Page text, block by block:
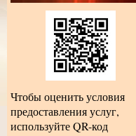
Чтобы оценить условия
предоставления услуг,
используйте QR-код